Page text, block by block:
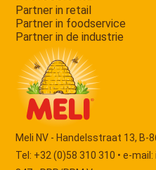
Partner in retail
Partner in foodservice
Partner in de industrie
Meli NV - Handelsstraat 13, B-
Tel: +32 (0)58 310 310 • e-mail: